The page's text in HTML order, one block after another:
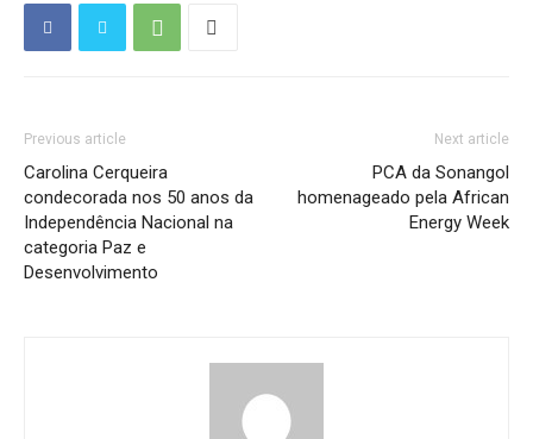
Previous article
Carolina Cerqueira
condecorada nos 50 anos da
Independência Nacional na
categoria Paz e
Desenvolvimento
Next article
PCA da Sonangol
homenageado pela African
Energy Week